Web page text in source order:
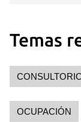
Temas
OCUPACIÓN